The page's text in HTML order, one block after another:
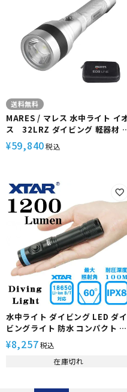
送料無料
MARES / マレス 水中ライト イオ
ス 32LRZ ダイビング 軽器材 ス
キューバ スキューバダイビング
¥59,840税込
水中ライト ダイビング LED ダイ
ビングライト 防水 コンパクト ハ
ンディライト 充電式 D20 press
1200 (電池 充電器なし ) XTAR
¥8,257税込
在庫切れ